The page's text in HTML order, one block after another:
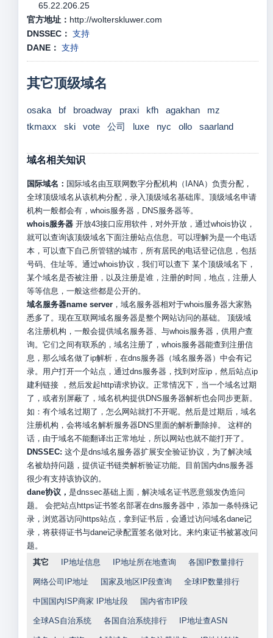
65.22.206.25
官方地址： http://wolterskluwer.com
DNSSEC： 支持
DANE： 支持
其它顶级域名
osaka bf broadway praxi kfh agakhan
mz
tkmaxx
ski vote 公司 luxe nyc ollo saarland
域名相关知识
国际域名： 国际域名由互联网数字分配机构（IANA）负责分配，
全球顶级域名从该机构分配，录入顶级域名基础库。顶级域名申请
机构一般都会有，whois服务器，DNS服务器等。
whois服务器开放43接口应用软件，对外开放，通过whois协议，
就可以查询该顶级域名下面注册站点信息。可以理解为是一个电话
本，可以查下自己所管辖的城市，所有居民的电话登记信息，包括
号码、住址等。通过whois协议，我们可以查下 某个顶级域名下，
某个域名是否被注册，以及注册是谁，注册的时间，地点，注册人
等等信息，一般这些都是公开的。
域名服务器name server，域名服务器相对于whois服务器大家熟
悉多了。现在互联网域名服务器是整个网站访问的基础。 顶级域
名注册机构，一般会提供域名服务器、与whois服务器，供用户查
询。它们之间有联系的，域名注册了，whois服务器能查到注册信
息，那么域名做了ip解析，在dns服务器（域名服务器）中会有记
录。用户打开一个站点，通过dns服务器，找到对应ip，然后站点ip
建利链接 ，然后发起http请求协议。正常情况下，当一个域名过期
了，或者别屏蔽了，域名机构提供DNS服务器解析也会同步更新。
如：有个域名过期了，怎么网站就打不开呢。然后是过期后，域名
注册机构，会将域名解析服务器DNS里面的解析删除掉。 这样的
话，由于域名不能翻译出正常地址，所以网站也就不能打开了。
DNSSEC: 这个是dns域名服务器扩展安全验证协议，为了解决域
名被劫持问题，提供证书链类解析验证功能。目前国内dns服务器
很少有支持该协议的。
dane协议， 是dnssec基础上面，解决域名证书恶意颁发伪造问
题。 会把站点https证书签名部署在dns服务器中，添加一条特殊记
录，浏览器访问https站点，拿到证书后，会通过访问域名dane记
录，将获得证书与dane记录配置签名做对比。来约束证书被篡改问
题。
其它
IP地址信息 IP地址所在地查询 各国IP数量排行
网络公司IP地址 国家及地区IP段查询 全球IP数量排行
中国国内ISP商家 IP地址段 国内省市IP段
全球AS自治系统 各国自治系统排行 IP地址查ASN